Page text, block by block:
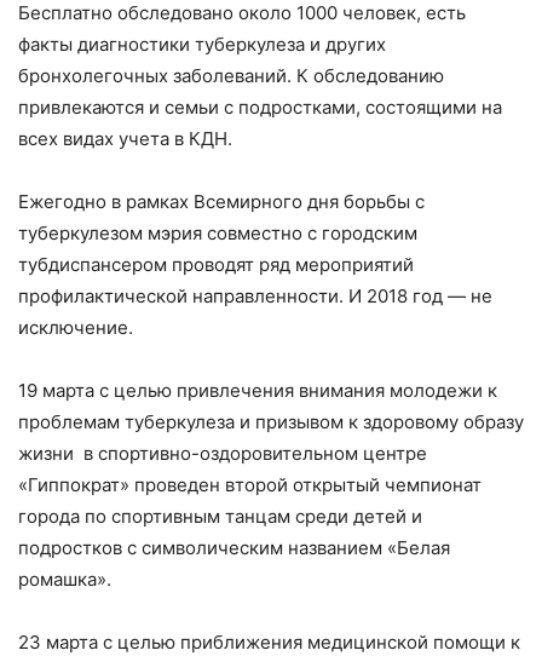
Бесплатно обследовано около 1000 человек, есть
факты диагностики туберкулеза и других
бронхолегочных заболеваний. К обследованию
привлекаются и семьи с подростками, состоящими на
всех видах учета в КДН.
Ежегодно в рамках Всемирного дня борьбы с
туберкулезом мэрия совместно с городским
тубдиспансером проводят ряд мероприятий
профилактической направленности. И 2018 год — не
исключение.
19 марта с целью привлечения внимания молодежи к
проблемам туберкулеза и призывом к здоровому образу
жизни в спортивно-оздоровительном центре
«Гиппократ» проведен второй открытый чемпионат
города по спортивным танцам среди детей и
подростков с символическим названием «Белая
ромашка».
23 марта с целью приближения медицинской помощи к